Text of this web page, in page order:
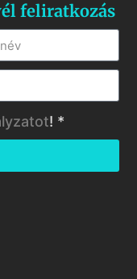
feliratkozás
! *